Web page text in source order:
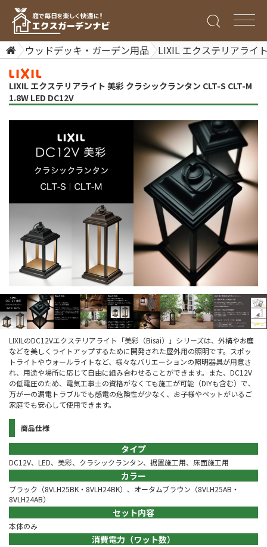
ウッドデッキ・ガーデン用品 LIXIL エクステリアライ
LIXIL エクステリアライト 美彩 クラシックランタン CLT-S CLT-M
1.8W LED DC12V
LIXILのDC12Vエクステリアライト「美彩（Bisai）」シリーズは、外構やお庭
などを美しくライトアップするために開発された屋外用の照明です。スポッ
トライトやウォールライトなど、様々なバリエーションの照明器具が用意さ
れ、用途や場所に応じて自由に組み合わせることができます。また、DC12V
の低電圧のため、電気工事士の資格がなくても施工が可能（DIYも含む）で、
万が一の漏電トラブルでも感電の危険性が少なく、お子様やペットがいるご
家庭でも安心して使用できます。
商品仕様
タイプ
DC12V、LED、美彩、クラシックランタン、据置施工用、床面施工用
カラー
ブラック（8VLH25BK・8VLH24BK）、オータムブラウン（8VLH25AB・
8VLH24AB）
セット内容
本体のみ
消費電力（ワット数）